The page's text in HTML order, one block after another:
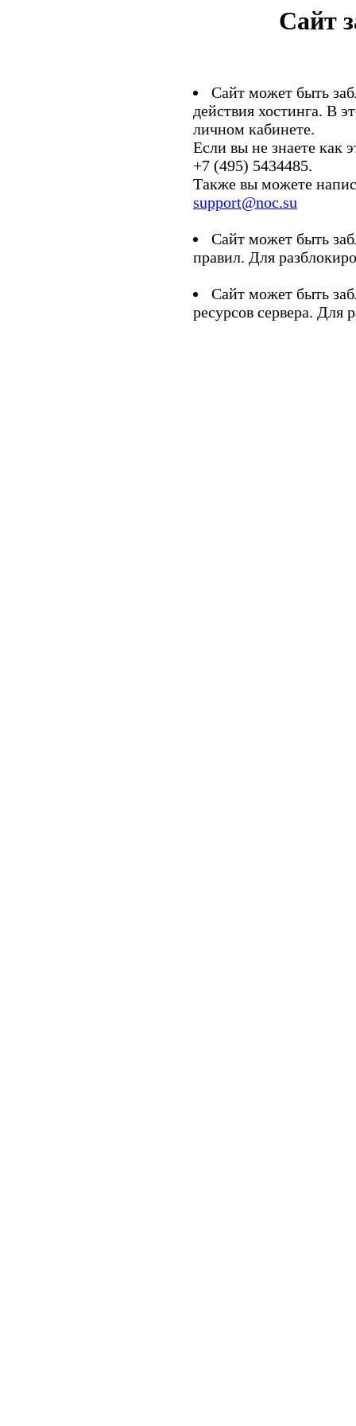
Сайт
Сайт может быть
действия хостинга. В
личном кабинете.
Если вы не знаете как
+7 (495) 5434485.
Также вы можете
support@noc.su
Сайт может быть
правил. Для
Сайт может быть
ресурсов сервера. Для